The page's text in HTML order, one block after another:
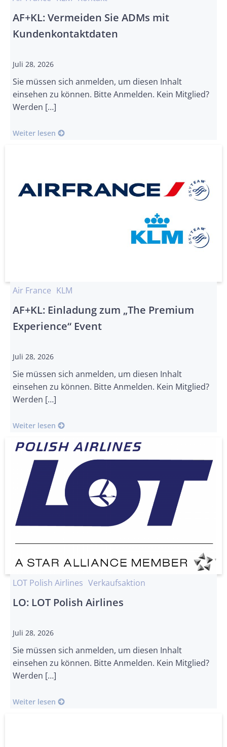
AF+KL: Vermeiden Sie ADMs mit
Kundenkontaktdaten
Juli 28, 2026
Sie müssen sich anmelden, um diesen Inhalt
einsehen zu können. Bitte Anmelden. Kein Mitglied?
Werden […]
Weiter lesen
Air France KLM
AF+KL: Einladung zum „The Premium
Experience“ Event
Juli 28, 2026
Sie müssen sich anmelden, um diesen Inhalt
einsehen zu können. Bitte Anmelden. Kein Mitglied?
Werden […]
Weiter lesen
LOT Polish Airlines Verkaufsaktion
LO: LOT Polish Airlines
Juli 28, 2026
Sie müssen sich anmelden, um diesen Inhalt
einsehen zu können. Bitte Anmelden. Kein Mitglied?
Werden […]
Weiter lesen